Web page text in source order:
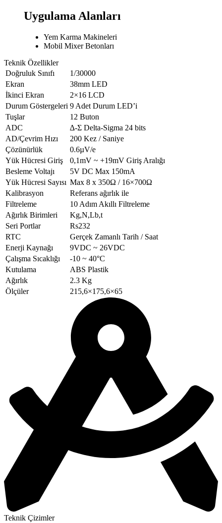
Uygulama Alanları
Yem Karma Makineleri
Mobil Mixer Betonları
Teknik Özellikler
Doğruluk Sınıfı
1/30000
Ekran
38mm LED
İkinci Ekran
2×16 LCD
Durum Göstergeleri 9 Adet Durum LED’i
Tuşlar
12 Buton
ADC
∆-Σ Delta-Sigma 24 bits
AD/Çevrim Hızı
200 Kez / Saniye
Çözünürlük
0.6µV/e
Yük Hücresi Giriş
0,1mV ~ +19mV Giriş Aralığı
Besleme Voltajı
5V DC Max 150mA
Yük Hücresi Sayısı Max 8 x 350Ω / 16×700Ω
Kalibrasyon
Referans ağırlık ile
Filtreleme
10 Adım Akıllı Filtreleme
Ağırlık Birimleri
Kg,N,Lb,t
Seri Portlar
Rs232
RTC
Gerçek Zamanlı Tarih / Saat
Enerji Kaynağı
9VDC ~ 26VDC
Çalışma Sıcaklığı
-10 ~ 40°C
Kutulama
ABS Plastik
Ağırlık
2.3 Kg
Ölçüler
215,6×175,6×65
Teknik Çizimler